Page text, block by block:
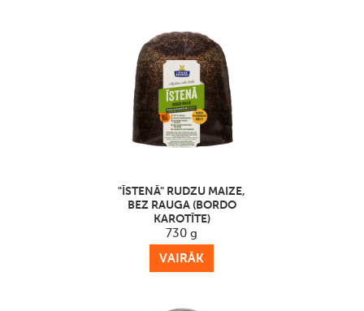
"ĪSTENĀ" RUDZU MAIZE,
BEZ RAUGA (BORDO
KAROTĪTE)
730 g
VAIRĀK